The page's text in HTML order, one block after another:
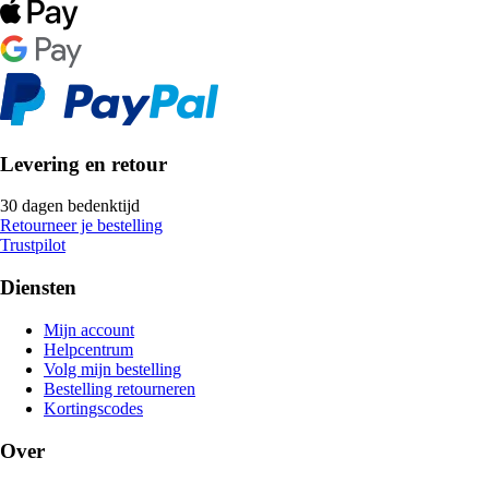
Levering en retour
30 dagen bedenktijd
Retourneer je bestelling
Trustpilot
Diensten
Mijn account
Helpcentrum
Volg mijn bestelling
Bestelling retourneren
Kortingscodes
Over